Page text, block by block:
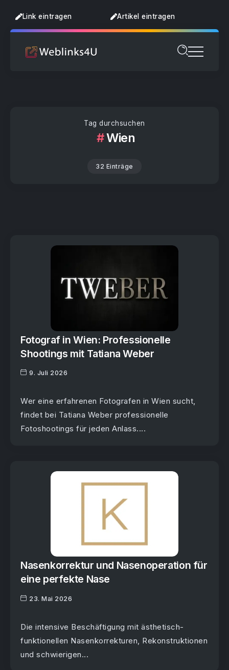
Link eintragen Artikel eintragen
Tag durchsuchen
Wien
32 Einträge
Fotograf in Wien: Professionelle
Shootings mit Tatiana Weber
9. Juli 2026
Wer eine erfahrenen Fotografen in Wien sucht,
findet bei Tatiana Weber professionelle
Fotoshootings für jeden Anlass....
Nasenkorrektur und Nasenoperation für
eine perfekte Nase
23. Mai 2026
Die intensive Beschäftigung mit ästhetisch-
funktionellen Nasenkorrekturen, Rekonstruktionen
und schwierigen...